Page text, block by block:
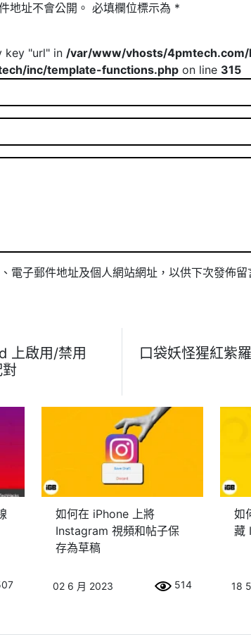
地址不會公開。 必填欄位標示為 *
key "url" in /var/www/vhosts/
inc/template-functions.php on line 315
電子郵件地址及個人網站網址，以供下次發佈留
上啟用/禁用
口袋妖怪猩紅紫
如何在 iPhone 上將
Instagram 視頻和帖子保
存為草稿
02 6 月 2023 514
如
藏
18